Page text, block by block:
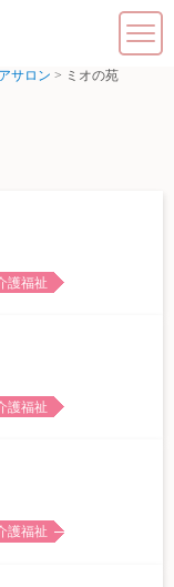
サロン > ミオの苑
護福祉
護福祉
護福祉